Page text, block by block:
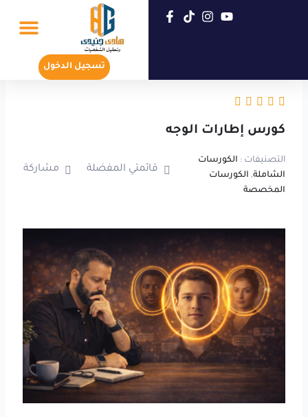
تسجيل الدخول
كورس إطارات الوجه
التصنيفات : الكورسات
الشاملة, الكورسات
المخصصة
قائمتي المفضلة مشاركة